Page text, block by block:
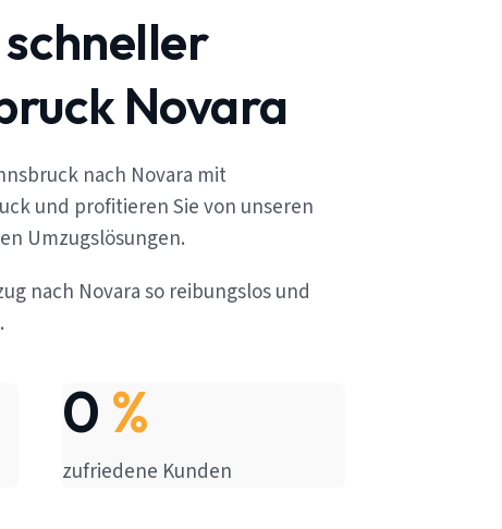
Novara
nach Novara mit
und profitieren Sie von unseren
Umzugslösungen.
nach Novara so reibungslos und
0 %
zufriedene Kunden